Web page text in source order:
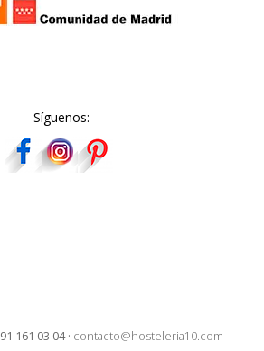
Síguenos:
91 161 03 04· contacto@hosteleria10.com